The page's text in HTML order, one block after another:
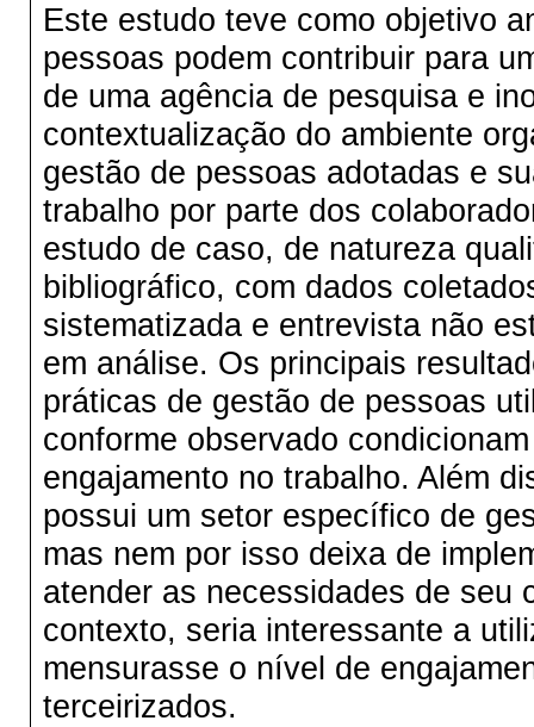
Este estudo teve como objetivo
pessoas podem contribuir para
de uma agência de pesquisa e
contextualização do ambiente
gestão de pessoas adotadas e
trabalho por parte dos
estudo de caso, de natureza
bibliográfico, com dados
sistematizada e entrevista não
em análise. Os principais
práticas de gestão de pessoas
conforme observado
engajamento no trabalho. Além
possui um setor específico de
mas nem por isso deixa de
atender as necessidades de seu
contexto, seria interessante a
mensurasse o nível de
terceirizados.